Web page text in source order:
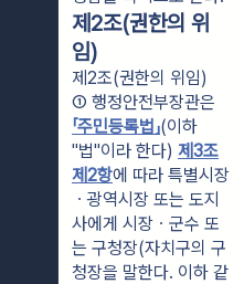
제2조(권한의 위
임)
제2조(권한의 위임)
「주민등록법」(이하
"법"이라 한다) 제3조
제2항에 따라 특별시장
ㆍ광역시장 또는 도지
사에게 시장ㆍ군수 또
는 구청장(자치구의 구
청장을 말한다. 이하 같